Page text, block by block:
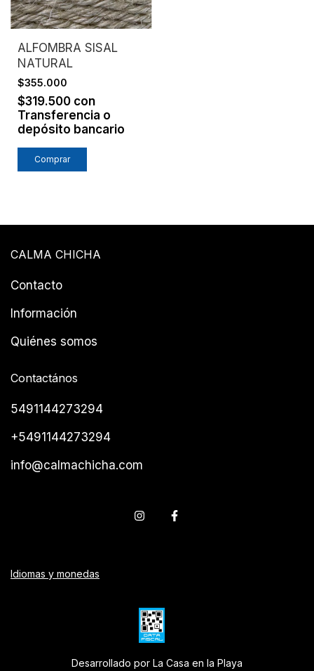
ALFOMBRA SISAL
NATURAL
$355.000
$319.500 con
Transferencia o
depósito bancario
CALMA CHICHA
Contacto
Información
Quiénes somos
Contactános
5491144273294
+5491144273294
info@calmachicha.com
Idiomas y monedas
Desarrollado por La Casa en la Playa